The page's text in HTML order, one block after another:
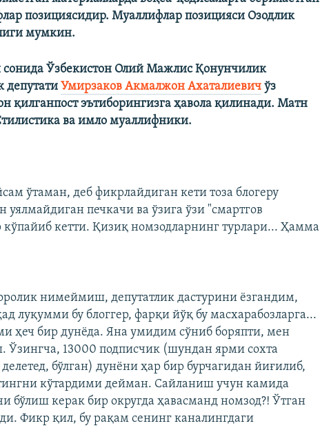
позициясидир. Муаллифлар позицияси Озодлик
мумкин.
сонида Ўзбекистон Олий Мажлис Қонунчилик
депутатиУмирзаков Акмалжон Ахаталиевич ўз
қилган​пост эътиборингизга ҳавола қилинади. Матн
ва имло муаллифники.
ўтаман, деб фикрлайдиган кети тоза блогеру
печкачи ва ўзига ўзи "смартгов
кўпайиб кетти. Қизиқ номзодларнинг турлари... Ҳамма
нимеймиш, депутатлик дастурини ёзгандим,
луқумми бу блоггер, фарқи йўқ бу масхарабозларга...
ҳеч бир дунёда. Яна умидим сўниб боряпти, мен
13000 подписчик (шундан ярми сохта
бўлган) дунёни ҳар бир бурчагидан йиғилиб,
кўтардими дейман. Сайланиш учун камида
бўлиш керак бир округда ҳавасманд номзод?! Ўтган
Фикр қил, бу рақам сенинг каналингдаги